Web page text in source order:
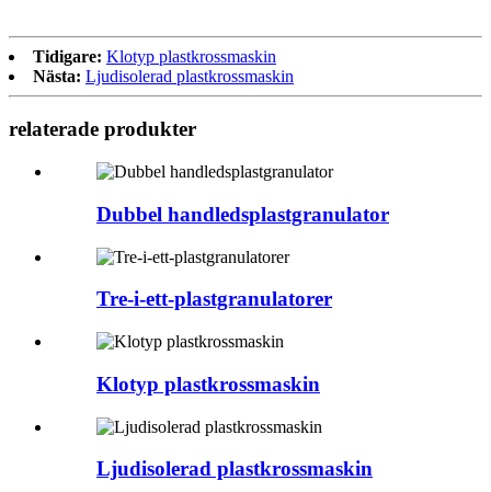
Tidigare: Klotyp plastkrossmaskin
Nästa: Ljudisolerad plastkrossmaskin
relaterade produkter
Dubbel handledsplastgranulator
Tre-i-ett-plastgranulatorer
Klotyp plastkrossmaskin
Ljudisolerad plastkrossmaskin